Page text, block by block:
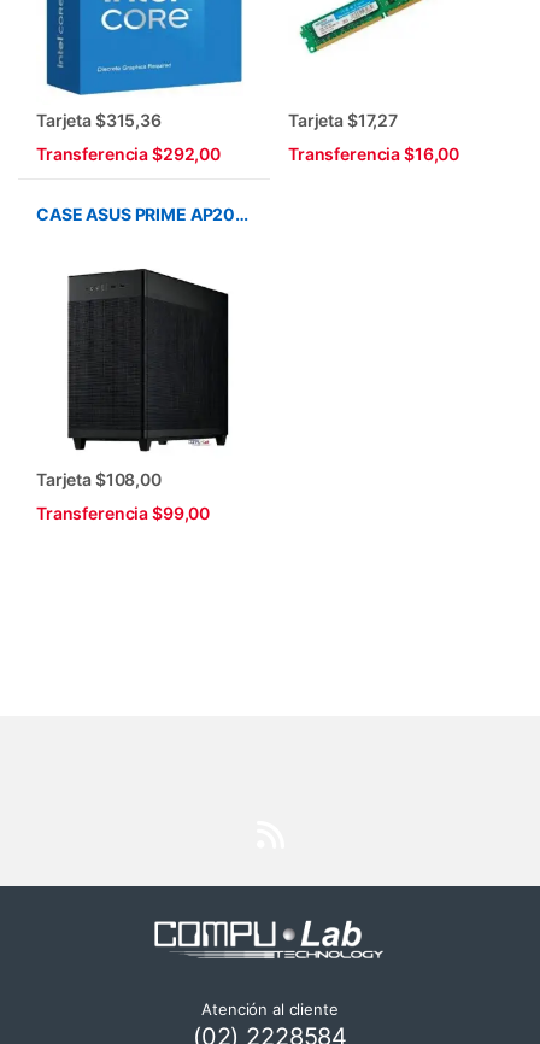
Tarjeta $315,36
Transferencia $292,00
Tarjeta $17,27
Transferencia $16,00
CASE ASUS PRIME AP201 MICRO ATX MESH BLACK
Tarjeta $108,00
Transferencia $99,00
Atención al cliente
(02) 2228584